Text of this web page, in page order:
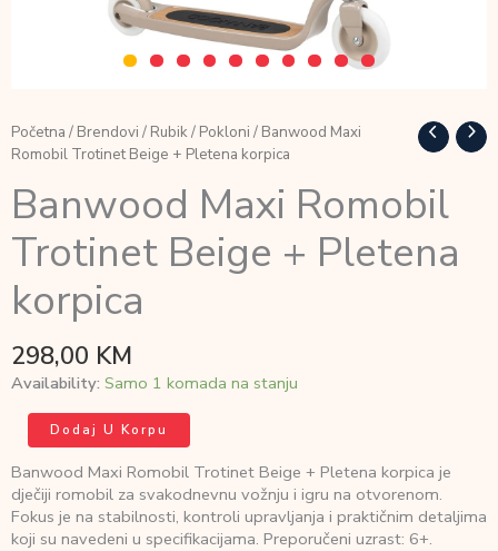
Početna / Brendovi / Rubik/ Pokloni / Banwood Maxi
Romobil Trotinet Beige + Pletena korpica
Banwood Maxi Romobil
Trotinet Beige + Pletena
korpica
298,00 KM
Availability: Samo 1 komada na stanju
Banwood
Maxi
Romobil
Trotinet
Beige
+
Dodaj U Korpu
Banwood Maxi Romobil Trotinet Beige + Pletena korpica je
dječiji romobil za svakodnevnu vožnju i igru na otvorenom.
Fokus je na stabilnosti, kontroli upravljanja i praktičnim detaljima
koji su navedeni u specifikacijama. Preporučeni uzrast: 6+.